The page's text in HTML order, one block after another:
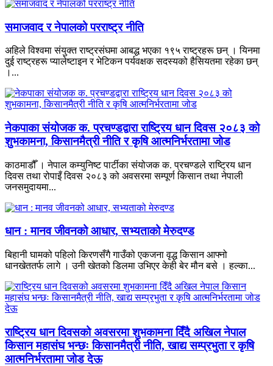
समाजवाद र नेपालको परराष्ट्र नीति
अहिले विश्वमा संयुक्त राष्ट्रसंघमा आबद्ध भएका १९५ राष्ट्रहरू छन् । यिनमा
दुई राष्ट्रहरू प्यालेष्टाइन र भेटिकन पर्यवक्षक सदस्यको हैसियतमा रहेका छन्
।...
नेकपाका संयोजक क. प्रचण्डद्वारा राष्ट्रिय धान दिवस २०८३ को
शुभकामना, किसानमैत्री नीति र कृषि आत्मनिर्भरतामा जोड
काठमाडौँ । नेपाल कम्युनिष्ट पार्टीका संयोजक क. प्रचण्डले राष्ट्रिय धान
दिवस तथा रोपाइँ दिवस २०८३ को अवसरमा सम्पूर्ण किसान तथा नेपाली
जनसमुदायमा...
धान : मानव जीवनको आधार, सभ्यताको मेरुदण्ड
बिहानी घामको पहिलो किरणसँगै गाउँको एकजना वृद्ध किसान आफ्नो
धानखेततर्फ लागे । उनी खेतको डिलमा उभिएर केही बेर मौन बसे । हल्का...
राष्ट्रिय धान दिवसको अवसरमा शुभकामना दिँदै अखिल नेपाल
किसान महासंघ भन्छः किसानमैत्री नीति, खाद्य सम्प्रभुता र कृषि
आत्मनिर्भरतामा जोड देऊ